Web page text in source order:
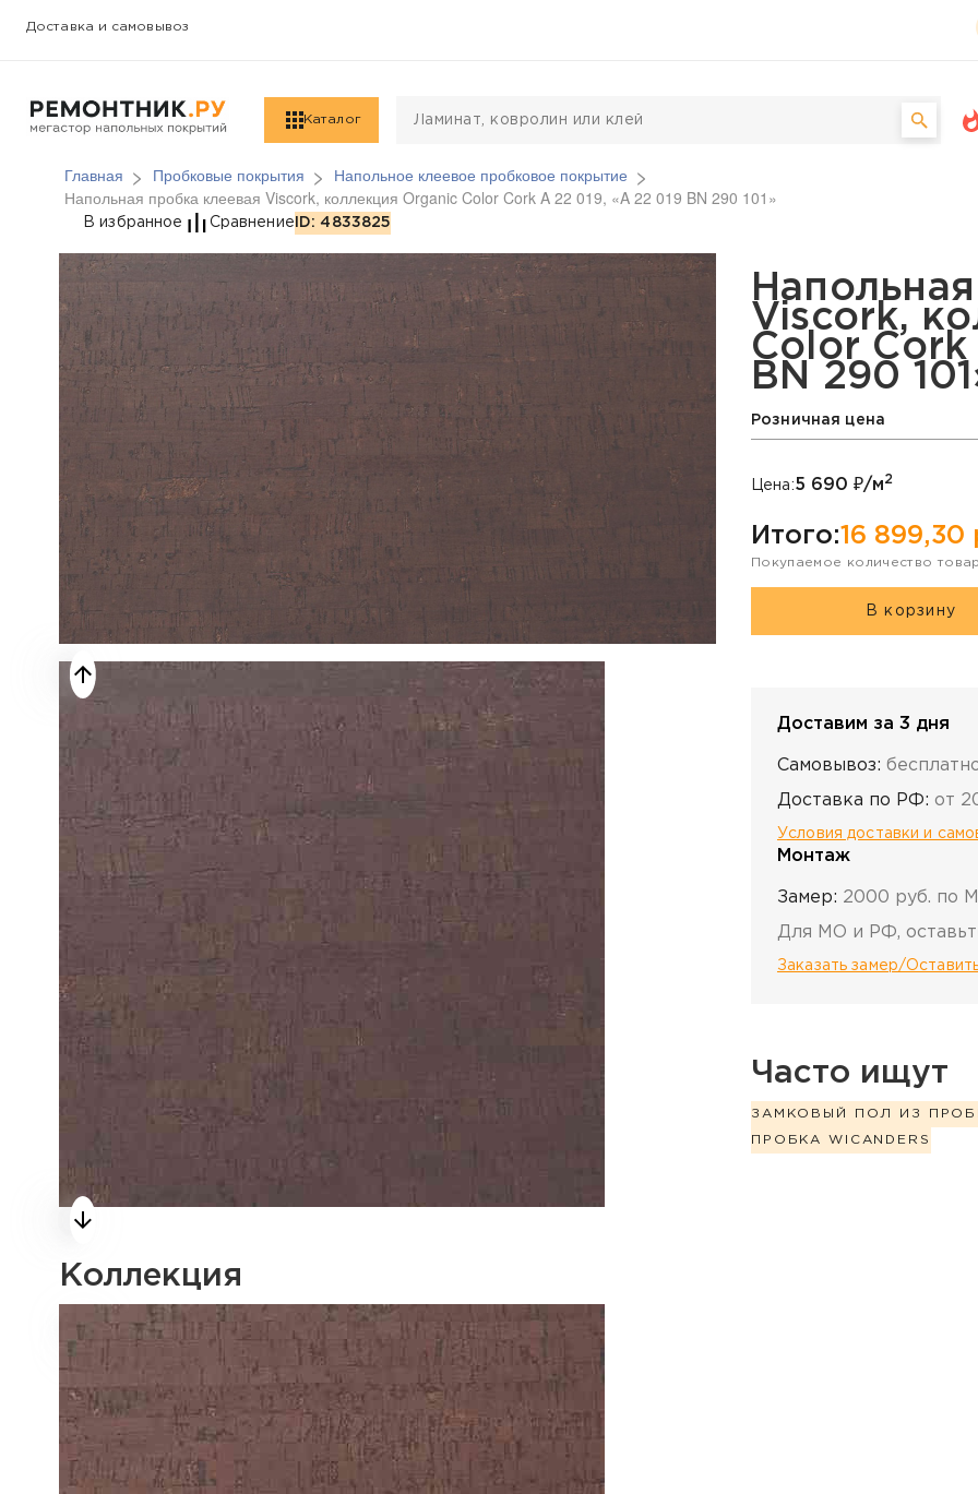
Доставка и самовывоз
Каталог
Главная Пробковые покрытия
Напольное клеевое пробковое покрытие
Напольная пробка клеевая Viscork, коллекция Organic Color Cork A 22 019, «A 22 019 BN 290 101»
Напольная пробка клеевая Viscork,
В избранное Сравнение ID: 4833825
Коллекция
Viscork,
Color Cork
BN 290
Розничная цена
Цена:5 690 ₽/м2
Итого:16 899,30
Покупаемое количество
В корзину
Доставим за 3 дня
Самовывоз:
Доставка по РФ: от
Условия доставки и
Монтаж
Замер: 2000 руб. по
Для МО и РФ,
Заказать замер/
Часто ищут
ЗАМКОВЫЙ ПОЛ ИЗ
ПРОБКА WICANDERS